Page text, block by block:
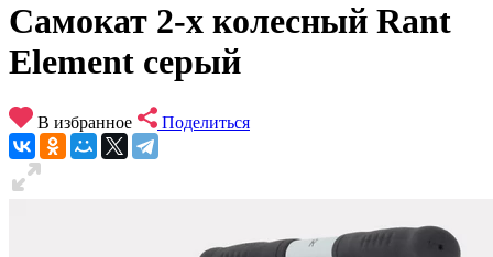
Самокат 2-х колесный Rant
Element серый
В избранное Поделиться